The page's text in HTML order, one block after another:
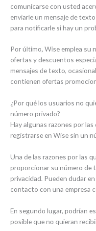
comunicarse con usted
enviarle un mensaje de
para notificarle si hay un
Por último, Wise emplea su
ofertas y descuentos
mensajes de texto,
contienen ofertas
¿Por qué los usuarios no
número privado?
Hay algunas razones por
registrarse en Wise sin un
Una de las razones por las
proporcionar su número de
privacidad. Pueden dudar
contacto con una empresa
En segundo lugar, podrían
posible que no quieran